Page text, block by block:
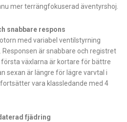
mer terrängfokuserad äventyrshoj.
snabbare respons
med variabel ventilstyrning
Responsen är snabbare och registret
växlarna är kortare för bättre
sexan är längre för lägre varvtal i
vara klassledande med 4
fjädring